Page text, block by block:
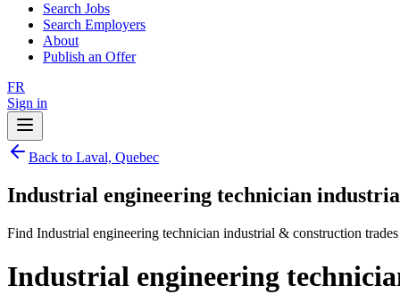
Search Jobs
Search Employers
About
Publish an Offer
FR
Sign in
Back to Laval, Quebec
Industrial engineering technician
Find Industrial engineering technician industrial & construction
Industrial engineering